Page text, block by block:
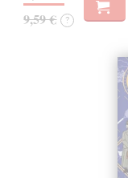
9,59 € ?